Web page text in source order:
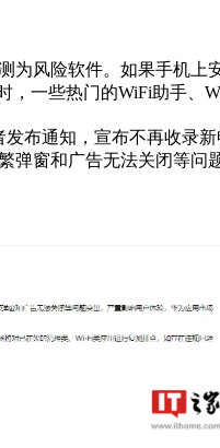
风险软件。如果手机
一些热门的WiFi助手、
布通知，宣布不再收录
弹窗和广告无法关闭等